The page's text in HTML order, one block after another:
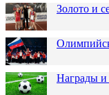
Золото и
Награды и